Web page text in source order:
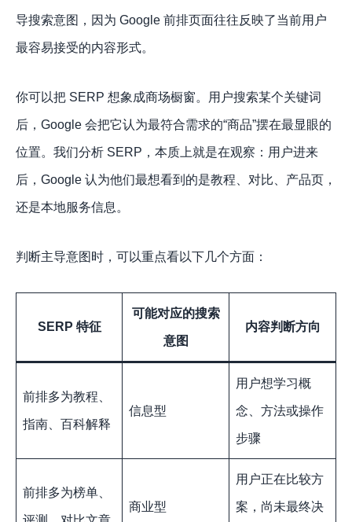
导搜索意图，因为 Google 前排页面往往反映了当前用户
最容易接受的内容形式。
你可以把 SERP 想象成商场橱窗。用户搜索某个关键词
后，Google 会把它认为最符合需求的“商品”摆在最显眼的
位置。我们分析 SERP，本质上就是在观察：用户进来
后，Google 认为他们最想看到的是教程、对比、产品页，
还是本地服务信息。
判断主导意图时，可以重点看以下几个方面：
SERP 特征
可能对应的搜索
意图
内容判断方向
前排多为教程、
指南、百科解释
信息型
用户想学习概
念、方法或操作
步骤
前排多为榜单、
商业型
用户正在比较方
案，尚未最终决